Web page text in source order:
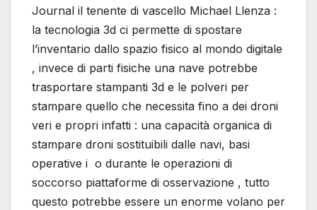
Journal il tenente di vascello Michael Llenza :
la tecnologia 3d ci permette di spostare
l’inventario dallo spazio fisico al mondo digitale
, invece di parti fisiche una nave potrebbe
trasportare stampanti 3d e le polveri per
stampare quello che necessita fino a dei droni
veri e propri infatti : una capacità organica di
stampare droni sostituibili dalle navi, basi
operative i o durante le operazioni di
soccorso piattaforme di osservazione , tutto
questo potrebbe essere un enorme volano per